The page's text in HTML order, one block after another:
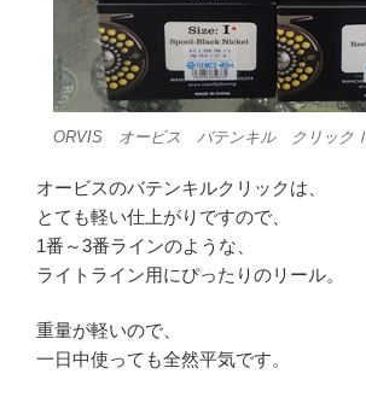
ORVIS オービス バテンキル クリックⅠ
オービスのバテンキルクリックは、
とても軽い仕上がりですので、
1番～3番ラインのような、
ライトライン用にぴったりのリール。
重量が軽いので、
一日中使っても全然平気です。